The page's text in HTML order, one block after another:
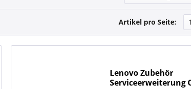
Artikel pro Seite:
Lenovo Zubehör
Serviceerweiterung